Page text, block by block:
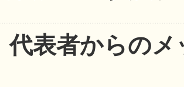
代表者からのメ